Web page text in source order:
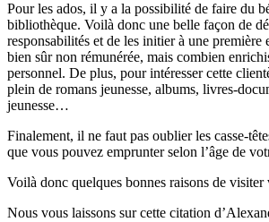
Pour les ados, il y a la possibilité de faire du
bibliothèque. Voilà donc une belle façon de
responsabilités et de les initier à une première
bien sûr non rémunérée, mais combien
personnel. De plus, pour intéresser cette
plein de romans jeunesse, albums, livres-
jeunesse…
Finalement, il ne faut pas oublier les casse-
que vous pouvez emprunter selon l’âge de
Voilà donc quelques bonnes raisons de
Nous vous laissons sur cette citation